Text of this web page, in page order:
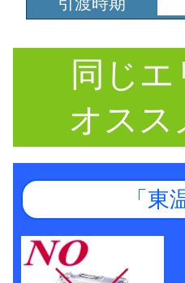
同じ
オスス
「東